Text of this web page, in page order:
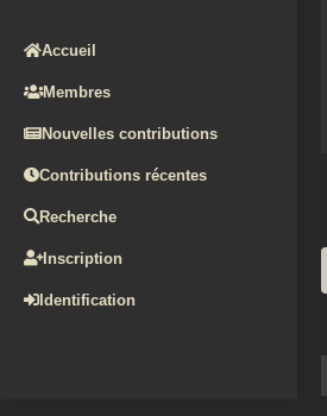
Accueil
Membres
Nouvelles contributions
Contributions récentes
Recherche
Inscription
Identification